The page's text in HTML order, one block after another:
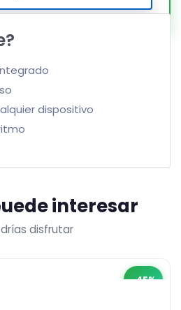
dispositivo
interesar
disfrutar
-45%